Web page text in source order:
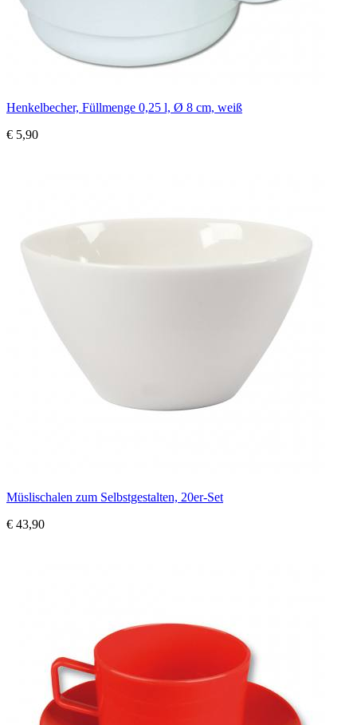
Henkelbecher, Füllmenge 0,25 l, Ø 8 cm, weiß
€ 5,90
Müslischalen zum Selbstgestalten, 20er-Set
€ 43,90